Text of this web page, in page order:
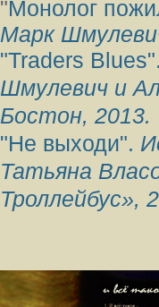
"Монолог
Марк
"Traders
Шмулевич и
Бостон, 2013.
"Не выходи".
Татьяна
Троллейбус»,